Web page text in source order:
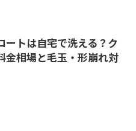
ートは自宅で洗える？ク
金相場と毛玉・形崩れ対